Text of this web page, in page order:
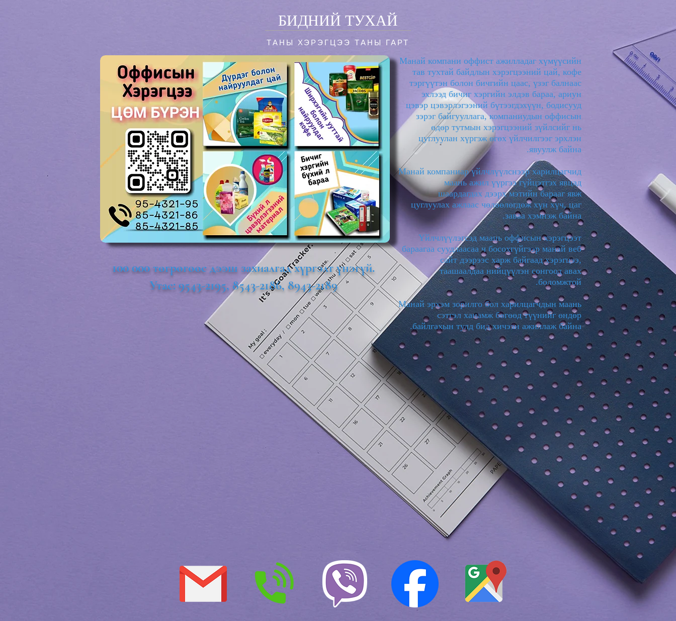
БИДНИЙ ТУХАЙ
ТАНЫ ХЭРЭГЦЭЭ ТАНЫ ГАРТ
100 000 төгрөгөөс дээш захиалгад хүргэлт үнэгүй.
Утас: 9543-2195, 8543-2186, 8943-2189
Манай компани оффист ажилладаг хүмүүсийн
тав тухтай байдлын хэрэгцээний цай, кофе
тэргүүтэн болон бичгийн цаас, үзэг балнаас
эхлээд бичиг хэргийн элдэв бараа, ариун
цэвэр цэвэрлэгээний бүтээгдэхүүн, бодисууд
зэрэг байгууллага, компаниудын оффисын
өдөр тутмын хэрэгцээний зүйлсийг нь
цуглуулан хүргэж өгөх үйлчилгээг эрхлэн
явуулж байна.
Манай компаниар үйлчлүүлснээр харилцагчид
маань ажил үүргээ гүйцэтгэх явцад
шаардагдах дээрх мэтийн барааг явж
цуглуулах ажлаас чөлөөлөгдөж хүн хүч, цаг
заваа хэмнэж байна.
Үйлчлүүлэгсэд маань оффисын хэрэгцээт
бараагаа суудлаасаа ч босохгүйгээр манай веб
сайт дээрээс харж байгаад хэрэгцээ,
таашаалдаа нийцүүлэн сонгоод авах
боломжтой.
Манай эрхэм зорилго бол харилцагчдын маань
сэтгэл ханамж бөгөөд түүнийг өндөр
байлгахын тулд бид хичээн ажиллаж байна.